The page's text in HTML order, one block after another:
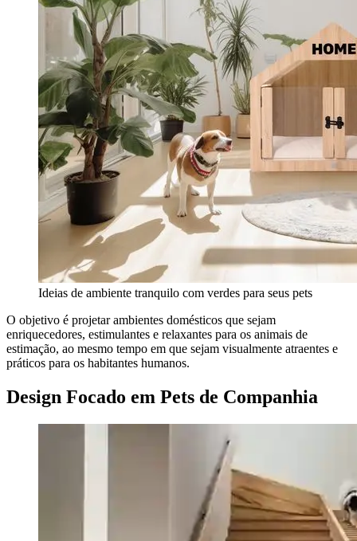
Ideias de ambiente tranquilo com verdes para seus pets
O objetivo é projetar ambientes domésticos que sejam
enriquecedores, estimulantes e relaxantes para os animais de
estimação, ao mesmo tempo em que sejam visualmente atraentes e
práticos para os habitantes humanos.
Design Focado em Pets de Companhia